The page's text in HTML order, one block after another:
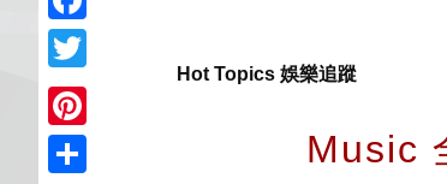
Facebook
Twitter
Pinterest
Hot Topics 娛樂追蹤
Music